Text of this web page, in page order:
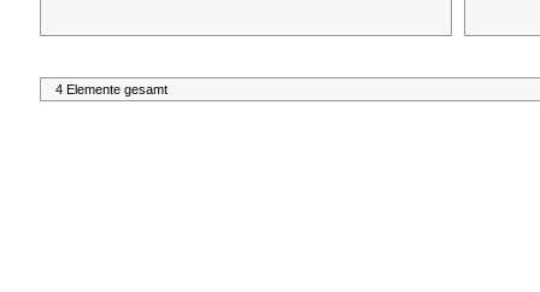
4 Elemente gesamt